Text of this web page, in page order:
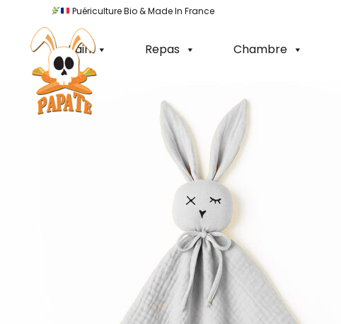
Puériculture Bio & Made In France
Bain Repas Chambre